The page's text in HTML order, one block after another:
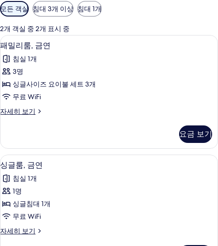
객
실
에
사
용
가
능
한
터
모든 객실 침대 3개 이상 침대 1개
2개 객실 중 2개 표시 중
패
밀
리
룸,
금
사
모
두
보
기
5
패밀리룸, 금연
침실 1개
3명
싱글사이즈 요이불 세트 3개
무료 WiFi
자세히 보기
패
금
연
자
세
히
보
요금 보기
싱
글
룸,
금
연
진
싱글룸, 금연 | 책상, 무료 WiFi, 침대 시
4
싱글룸, 금연
침실 1개
1명
싱글침대 1개
무료 WiFi
자세히 보기
싱